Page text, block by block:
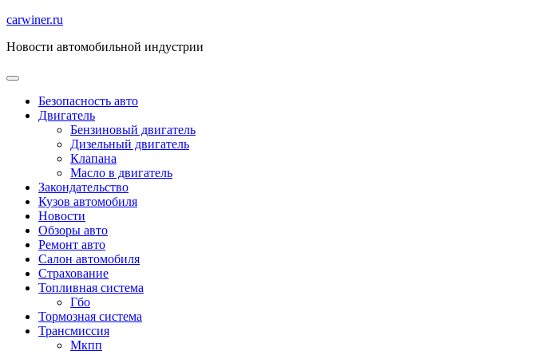
Перейти
содержимому
carwiner.ru
Новости автомобильной индустрии
Безопасность авто
Двигатель
Бензиновый двигатель
Дизельный двигатель
Клапана
Масло в двигатель
Закондательство
Кузов автомобиля
Новости
Обзоры авто
Ремонт авто
Салон автомобиля
Страхование
Топливная система
Гбо
Тормозная система
Трансмиссия
Мкпп